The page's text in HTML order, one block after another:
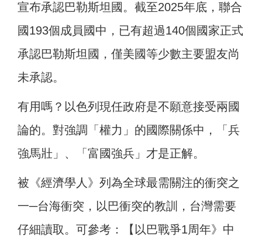
宣布承認巴勒斯坦國。截至2025年底，聯合
國193個成員國中，已有超過140個國家正式
承認巴勒斯坦國，僅美國等少數主要盟友尚
未承認。
有用嗎？以色列現任政府是不願意接受兩國
論的。對強調「權力」的國際關係中，「兵
強馬壯」、「富國強兵」才是正解。
被《經濟學人》列為全球最需關注的衝突之
一─台海衝突，以巴衝突的教訓，台灣需要
仔細讀取。可參考：【以巴戰爭1周年》中